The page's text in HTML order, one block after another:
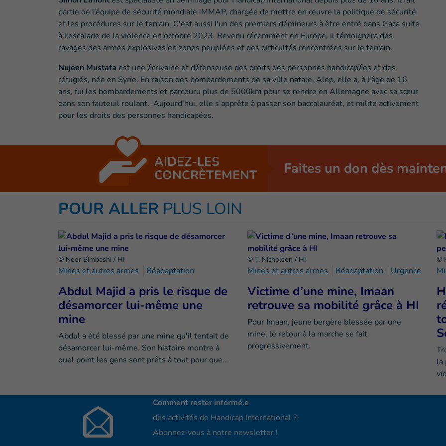
partie de l’équipe de sécurité mondiale iMMAP, chargée de mettre en œuvre la politique de sécurité
et les procédures sur le terrain. C'est aussi l'un des premiers démineurs à être entré dans Gaza suite
à l'escalade de la violence en octobre 2023. Revenu récemment en Europe, il témoignera des
ravages des armes explosives en zones peuplées et des difficultés rencontrées sur le terrain.
Nujeen Mustafa est une écrivaine et défenseuse des droits des personnes handicapées et des
réfugiés, née en Syrie. En raison des bombardements de sa ville natale, Alep, elle a, à l'âge de 16
ans, fui les bombardements et parcouru plus de 5000km pour se rendre en Allemagne avec sa sœur
dans son fauteuil roulant. Aujourd’hui, elle s’apprête à passer son baccalauréat, et milite activement
pour les droits des personnes handicapées.
AIDEZ-LES
CONCRÈTEMENT Faites un don dès
POUR ALLER PLUS LOIN
© Noor Bimbashi / HI
Mines et autres armes Réadaptation
Abdul Majid a pris le risque de
désamorcer lui-même une
mine
Abdul a été blessé par une mine qu'il tentait de
désamorcer lui-même. Son histoire montre à
quel point les gens sont prêts à tout pour que…
© T. Nicholson / HI
Mines et autres armes Réadaptation Urgence
Victime d’une mine, Imaan
retrouve sa mobilité grâce à HI
Pour Imaan, jeune bergère blessée par une
mine, le retour à la marche se fait
progressivement.
©
la
Comment rester informé.e
des activités de Handicap International ?
Abonnez-vous à notre newsletter !